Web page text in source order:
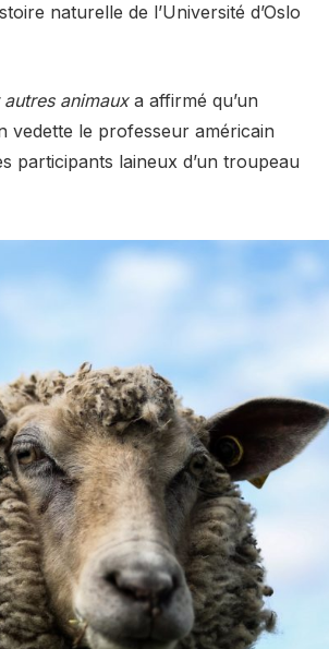
naturelle de l’Université d’Oslo
animauxa affirmé qu’un
vedette le professeur américain
participants laineux d’un troupeau